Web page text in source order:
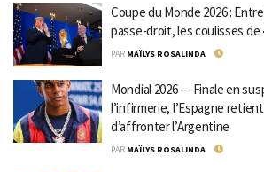
Coupe du Monde 2026 :
passe-droit, les coulisses de
PAR MAÏLYS ROSALINDA
Mondial 2026 — Finale en
l’infirmerie, l’Espagne
d’affronter l’Argentine
PAR MAÏLYS ROSALINDA